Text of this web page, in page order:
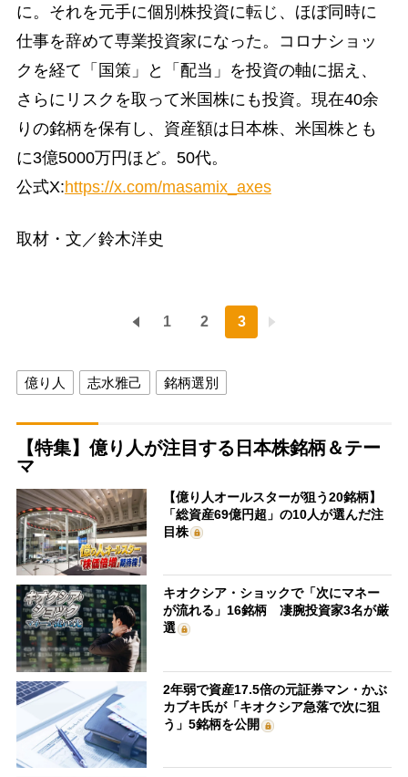
に。それを元手に個別株投資に転じ、ほぼ同時に
仕事を辞めて専業投資家になった。コロナショッ
クを経て「国策」と「配当」を投資の軸に据え、
さらにリスクを取って米国株にも投資。現在40余
りの銘柄を保有し、資産額は日本株、米国株とも
に3億5000万円ほど。50代。
公式X:https://x.com/masamix_axes
取材・文／鈴木洋史
1 2 3
億り人 志水雅己 銘柄選別
【特集】億り人が注目する日本株銘柄＆テー
マ
【億り人オールスターが狙う20銘柄】
「総資産69億円超」の10人が選んだ注
目株
キオクシア・ショックで「次にマネー
が流れる」16銘柄 凄腕投資家3名が厳
選
2年弱で資産17.5倍の元証券マン・かぶ
カブキ氏が「キオクシア急落で次に狙
う」5銘柄を公開